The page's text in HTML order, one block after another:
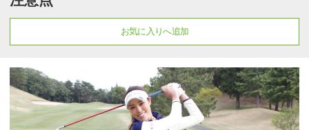
お気に入りへ追加